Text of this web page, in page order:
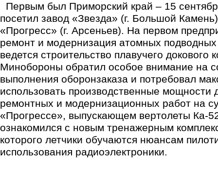
Первым был Приморский край – 15
посетил завод «Звезда» (г. Большой
«Прогресс» (г. Арсеньев). На первом
ремонт и модернизация атомных
ведется строительство плавучего докового
Минобороны обратил особое внимание на
выполнения оборонзаказа и потребовал
использовать производственные мощности
ремонтных и модернизационных работ на
«Прогрессе», выпускающем вертолеты Ка-
ознакомился с новым тренажерным
которого летчики обучаются нюансам
использования радиоэлектроники.